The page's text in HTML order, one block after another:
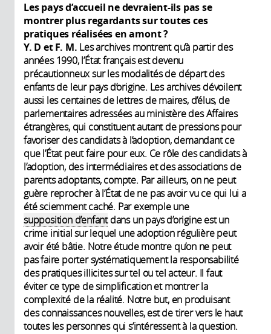
Les pays d’accueil ne devraient-ils pas se
montrer plus regardants sur toutes ces
pratiques réalisées en amont ?
Y. D et F. M. Les archives montrent qu’à partir des
années 1990, l’État français est devenu
précautionneux sur les modalités de départ des
enfants de leur pays d’origine. Les archives dévoilent
aussi les centaines de lettres de maires, d’élus, de
parlementaires adressées au ministère des Affaires
étrangères, qui constituent autant de pressions pour
favoriser des candidats à l’adoption, demandant ce
que l’État peut faire pour eux. Ce rôle des candidats à
l’adoption, des intermédiaires et des associations de
parents adoptants, compte. Par ailleurs, on ne peut
guère reprocher à l’État de ne pas avoir vu ce qui lui a
été sciemment caché. Par exemple une
supposition d’enfantdans un pays d’origine est un
crime initial sur lequel une adoption régulière peut
avoir été bâtie. Notre étude montre qu’on ne peut
pas faire porter systématiquement la responsabilité
des pratiques illicites sur tel ou tel acteur. Il faut
éviter ce type de simplification et montrer la
complexité de la réalité. Notre but, en produisant
des connaissances nouvelles, est de tirer vers le haut
toutes les personnes qui s’intéressent à la question.